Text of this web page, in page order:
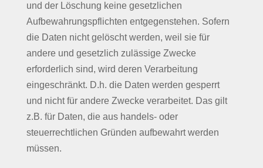
und der Löschung keine gesetzlichen
Aufbewahrungspflichten entgegenstehen. Sofern
die Daten nicht gelöscht werden, weil sie für
andere und gesetzlich zulässige Zwecke
erforderlich sind, wird deren Verarbeitung
eingeschränkt. D.h. die Daten werden gesperrt
und nicht für andere Zwecke verarbeitet. Das gilt
z.B. für Daten, die aus handels- oder
steuerrechtlichen Gründen aufbewahrt werden
müssen.